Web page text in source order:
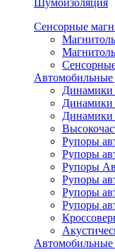
Шумоизоляция
Сенсорные
Динамики
Динамики
Динамики
Рупоры
Рупоры
Рупоры
Рупоры
Рупоры
Рупоры
Автомобильные